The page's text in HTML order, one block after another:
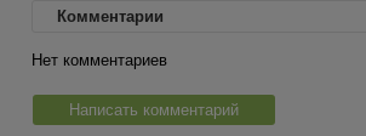
Комментарии
Нет комментариев
Написать комментарий